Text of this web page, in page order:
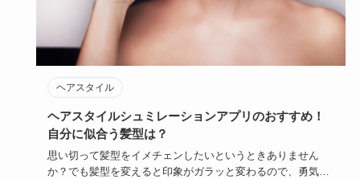
ヘアスタイル
ヘアスタイルシュミレーションアプリのおすすめ！
自分に似合う髪型は？
思い切って髪型をイメチェンしたいというときありません
か？でも髪型を変えると印象がガラッと変わるので、勇気が